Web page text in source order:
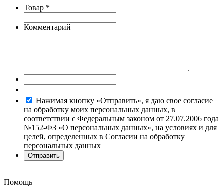
Товар *
Комментарий
Нажимая кнопку «Отправить», я даю свое согласие
на обработку моих персональных данных, в
соответствии с Федеральным законом от 27.07.2006 года
№152-ФЗ «О персональных данных», на условиях и для
целей, определенных в Согласии на обработку
персональных данных
Помощь